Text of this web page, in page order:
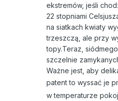
ekstremów, jeśli
22 stopniami
na siatkach kwiaty
trzeszczą, ale przy
topy.Teraz,
szczelnie
Ważne jest, aby
patent to wyssać je
w temperaturze